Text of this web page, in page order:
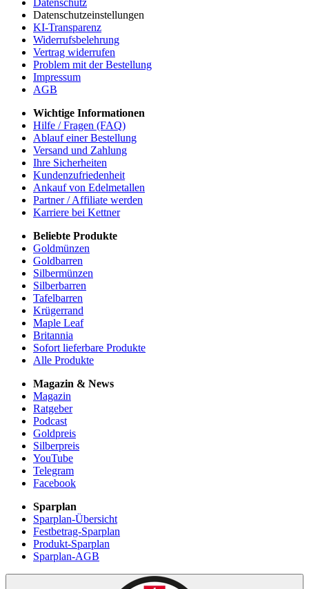
Datenschutz
Datenschutzeinstellungen
KI-Transparenz
Widerrufsbelehrung
Vertrag widerrufen
Problem mit der Bestellung
Impressum
AGB
Wichtige Informationen
Hilfe / Fragen (FAQ)
Ablauf einer Bestellung
Versand und Zahlung
Ihre Sicherheiten
Kundenzufriedenheit
Ankauf von Edelmetallen
Partner / Affiliate werden
Karriere bei Kettner
Beliebte Produkte
Goldmünzen
Goldbarren
Silbermünzen
Silberbarren
Tafelbarren
Krügerrand
Maple Leaf
Britannia
Sofort lieferbare Produkte
Alle Produkte
Magazin & News
Magazin
Ratgeber
Podcast
Goldpreis
Silberpreis
YouTube
Telegram
Facebook
Sparplan
Sparplan-Übersicht
Festbetrag-Sparplan
Produkt-Sparplan
Sparplan-AGB